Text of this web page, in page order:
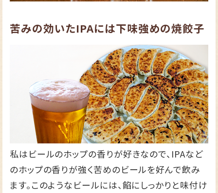
苦みの効いたIPAには下味強めの焼餃子
私はビールのホップの香りが好きなので、IPAなど
のホップの香りが強く苦めのビールを好んで飲み
ます。このようなビールには、餡にしっかりと味付け